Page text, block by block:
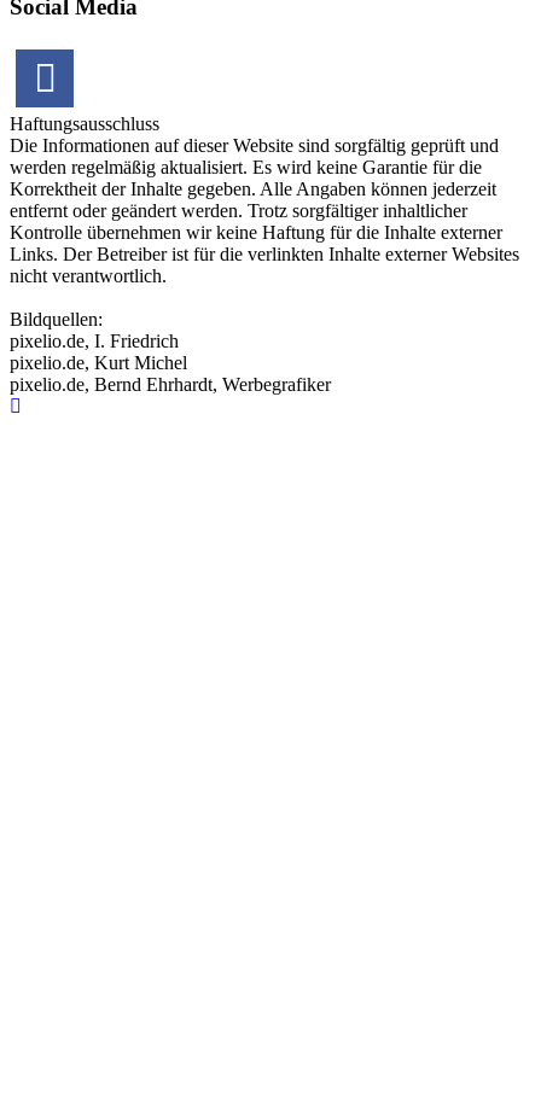
Social Media
Haftungsausschluss
Die Informationen auf dieser Website sind sorgfältig geprüft und
werden regelmäßig aktualisiert. Es wird keine Garantie für die
Korrektheit der Inhalte gegeben. Alle Angaben können jederzeit
entfernt oder geändert werden. Trotz sorgfältiger inhaltlicher
Kontrolle übernehmen wir keine Haftung für die Inhalte externer
Links. Der Betreiber ist für die verlinkten Inhalte externer Websites
nicht verantwortlich.
Bildquellen:
pixelio.de, I. Friedrich
pixelio.de, Kurt Michel
pixelio.de, Bernd Ehrhardt, Werbegrafiker